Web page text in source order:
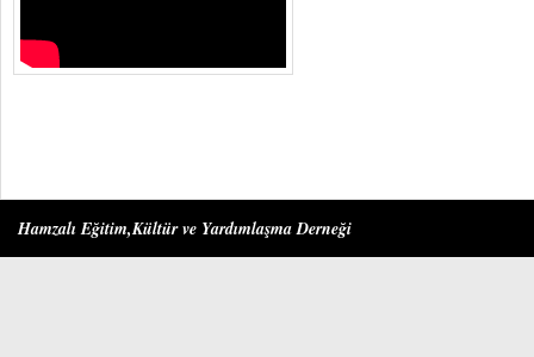
Hamzalı Eğitim,Kültür ve Yardımlaşma Derneği